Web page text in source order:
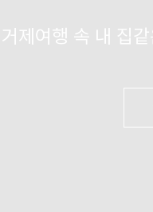
거제여행 속 내 집